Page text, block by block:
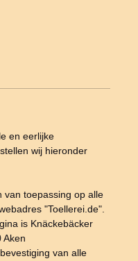
en eerlijke
wij hieronder
van toepassing op alle
"Toellerei.de".
is Knäckebäcker
Aken
van alle